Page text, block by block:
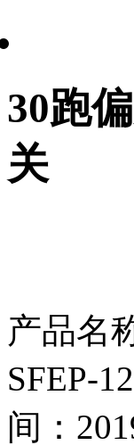
30跑
关
产品名
SFEP-
间：